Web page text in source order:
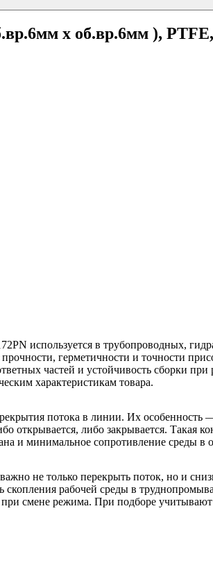
x об.вр.6мм ),
не только перекрыть поток, но и
скопления рабочей среды в
при смене режима. При подборе
потока в линии. Их особенность
либо закрывается. Такая
и минимальное сопротивление среды в
используется в трубопроводных,
герметичности и точности
частей и устойчивость сборки при
характеристикам товара.